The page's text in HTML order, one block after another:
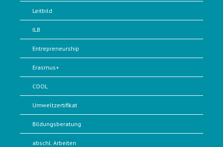
Leitbild
ILB
Entrepreneurship
Erasmus+
COOL
Umweltzertifikat
Bildungsberatung
abschl. Arbeiten